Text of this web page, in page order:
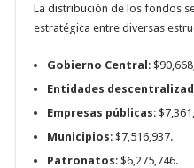
La distribución de los fondos
estratégica entre diversas
Gobierno Central :
Entidades
Empresas públicas:
Municipios: $7,516,937.
Patronatos: $6,275,746.